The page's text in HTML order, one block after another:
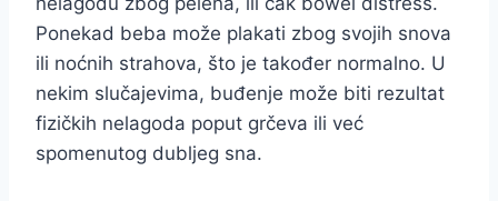
Ponekad beba može plakati zbog svojih snova
ili noćnih strahova, što je također normalno. U
nekim slučajevima, buđenje može biti rezultat
fizičkih nelagoda poput grčeva ili već
spomenutog dubljeg sna.